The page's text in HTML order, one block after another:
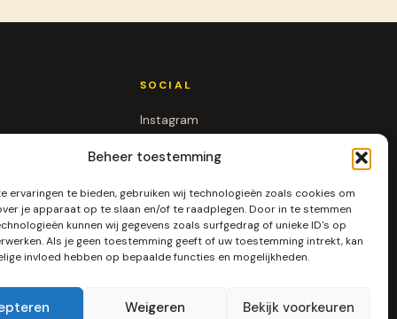
Beheer toestemming
ervaringen te bieden, gebruiken wij technologieën zoals cookies om
je apparaat op te slaan en/of te raadplegen. Door in te stemmen
kunnen wij gegevens zoals surfgedrag of unieke ID's op
Als je geen toestemming geeft of uw toestemming intrekt, kan
invloed hebben op bepaalde functies en mogelijkheden.
Weigeren Bekijk voorkeuren
SOCIAL
Instagram
Pinterest